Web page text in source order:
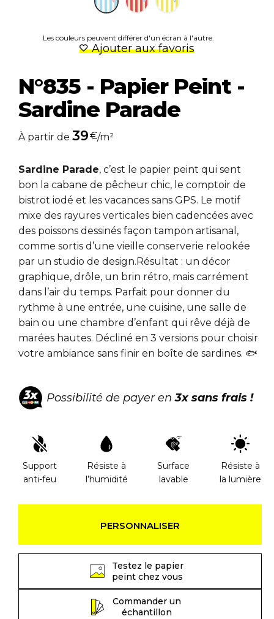
Les couleurs peuvent différer d'un écran à l'autre.
Ajouter aux favoris
N°835 - Papier Peint -
Sardine Parade
À partir de 39€/m²
Sardine Parade, c’est le papier peint qui sent
bon la cabane de pêcheur chic, le comptoir de
bistrot iodé et les vacances sans GPS. Le motif
mixe des rayures verticales bien cadencées avec
des poissons dessinés façon tampon artisanal,
comme sortis d’une vieille conserverie relookée
par un studio de design.Résultat : un décor
graphique, drôle, un brin rétro, mais carrément
dans l’air du temps. Parfait pour donner du
rythme à une entrée, une cuisine, une salle de
bain ou une chambre d’enfant qui rêve déjà de
marées hautes. Décliné en 3 versions pour choisir
votre ambiance sans finir en boîte de sardines. 🐟
Possibilité de payer en3x sans frais !
Support
anti-feu
Résiste à
l’humidité
Surface
lavable
Résiste à
la lumière
PERSONNALISER
Testez le papier
peint chez vous
Commander un
échantillon